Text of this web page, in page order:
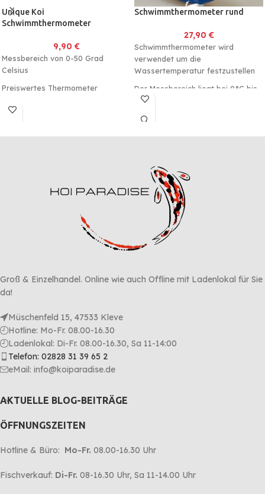
Unique Koi
Schwimmthermometer
9,90 €
Messbereich von 0-50 Grad
Celsius
Preiswertes Thermometer
Schwimmthermometer rund
27,90 €
Schwimmthermometer wird
verwendet um die
Wassertemperatur festzustellen
Der Messbereich liegt bei 0°C bis
40°C
Groß & Einzelhandel. Online wie auch Offline mit Ladenlokal für Sie
da!
Müschenfeld 15, 47533 Kleve
Hotline: Mo-Fr. 08.00-16.30
Ladenlokal: Di-Fr. 08.00-16.30, Sa 11-14:00
Telefon: 02828 31 39 65 2
eMail: info@koiparadise.de
AKTUELLE BLOG-BEITRÄGE
ÖFFNUNGSZEITEN
Hotline & Büro: Mo-Fr. 08.00-16.30 Uhr
Fischverkauf: Di-Fr. 08-16.30 Uhr, Sa 11-14.00 Uhr